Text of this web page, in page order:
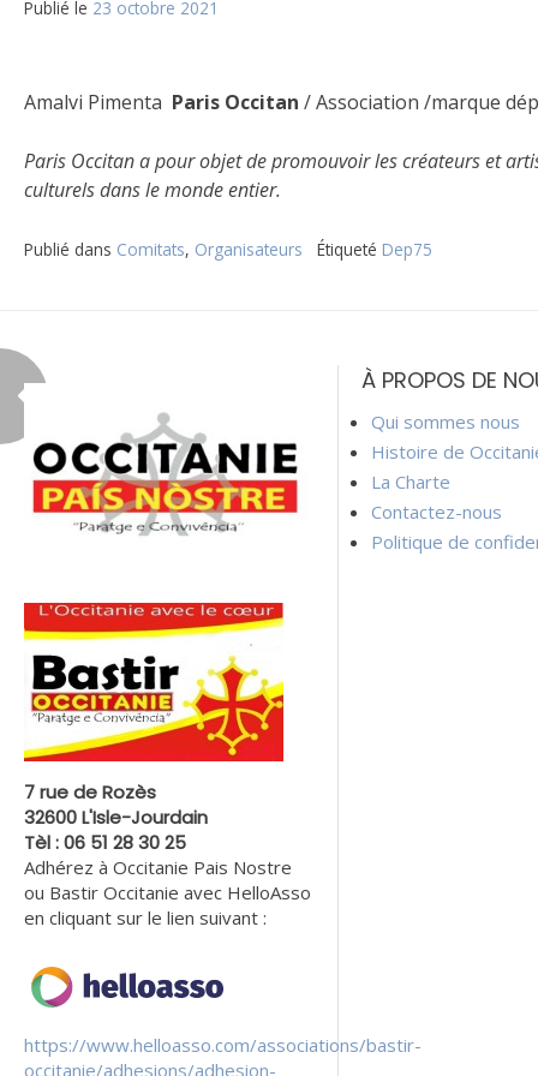
Publié le 23 octobre 2021
Amalvi Pimenta Paris Occitan / Association /marque
Paris Occitan a pour objet de promouvoir les créateurs et
culturels dans le monde entier.
Publié dans Comitats, Organisateurs Étiqueté Dep75
de
l’article
7 rue de Rozès
32600 L'Isle-Jourdain
Tèl : 06 51 28 30 25
Adhérez à Occitanie Pais Nostre
ou Bastir Occitanie avec HelloAsso
en cliquant sur le lien suivant :
https://www.helloasso.com/associations/bastir-
occitanie/adhesions/adhesion-
À PROPOS DE
Qui sommes nous
Histoire de
La Charte
Contactez-nous
Politique de